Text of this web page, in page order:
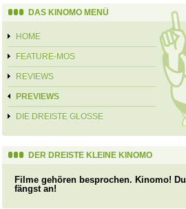
DAS KINOMO MENÜ
HOME
FEATURE-MOS
REVIEWS
PREVIEWS
DIE DREISTE GLOSSE
DER DREISTE KLEINE KINOMO
Filme gehören besprochen. Kinomo! Du
fängst an!